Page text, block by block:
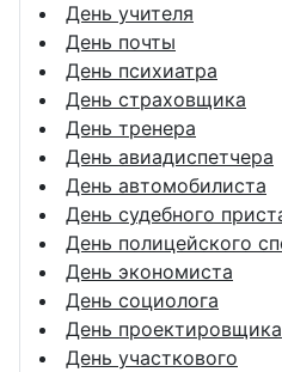
День учителя
День почты
День психиатра
День страховщика
День тренера
День авиадиспетчера
День автомобилиста
День судебного
День полицейского
День экономиста
День социолога
День проектировщика
День участкового